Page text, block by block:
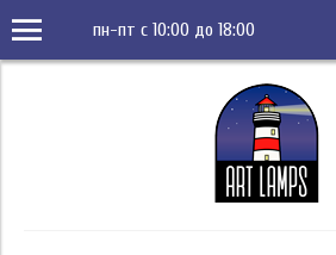
пн-пт с 10:00 до 18:00